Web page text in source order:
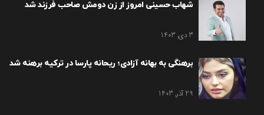
شهاب حسینی امروز از زن دومش صاحب فرزند شد
3 دی, 1403
برهنگی به بهانه آزادی؛ ریحانه پارسا در ترکیه برهنه شد
29 آذر, 1403